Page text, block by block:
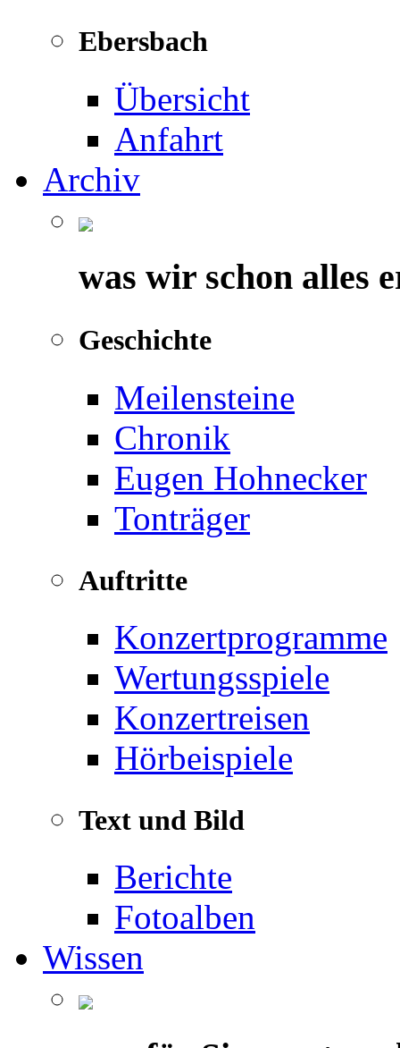
Ebersbach
Übersicht
Anfahrt
Archiv
was wir schon alles
Geschichte
Meilensteine
Chronik
Eugen Hohnecker
Tonträger
Auftritte
Konzertprogramme
Wertungsspiele
Konzertreisen
Hörbeispiele
Text und Bild
Berichte
Fotoalben
Wissen